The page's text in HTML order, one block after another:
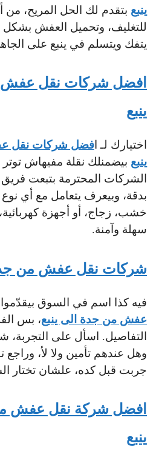
ينبع بتقدم لك الحل المريح، من
للتغليف، وتحميل العفش
يتفك ويتسلم في ينبع على
افضل شركات نقل عفش
ينبع
اختيارك لـ افضل شركات نقل
ينبع بيضمنلك نقلة مفيهاش
الشركات المحترمة بتبعت
بدقة، وبيعرف يتعامل مع أي
خشب، زجاج، أو أجهزة
سهلة وآمنة.
شركات نقل عفش من
فيه كذا اسم في السوق
عفش من جدة الى ينبع، بس
التفاصيل. اسأل على التجربة،
وهل عندهم تأمين ولا لأ، وراجع
جربت قبل كده، علشان تختار
افضل شركة نقل عفش
ينبع